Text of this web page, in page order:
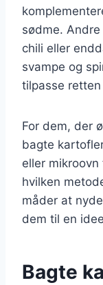
sødme.
chili eller
svampe og
tilpasse
For dem, der
bagte
eller
hvilken
måder at
dem til en
Bagte